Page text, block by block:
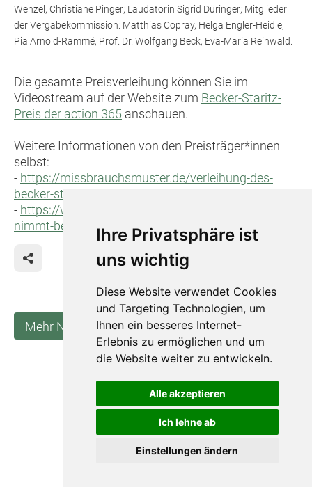
Ihre Privatsphäre ist
uns wichtig
Diese Website verwendet Cookies
und Targeting Technologien, um
Ihnen ein besseres Internet-
Erlebnis zu ermöglichen und um
die Website weiter zu entwickeln.
Alle akzeptieren
Ich lehne ab
Einstellungen ändern
Wenzel, Christiane Pinger; Laudatorin Sigrid Düringer; Mitglieder
der Vergabekommission: Matthias Copray, Helga Engler-Heidle,
Pia Arnold-Rammé, Prof. Dr. Wolfgang Beck, Eva-Maria Reinwald.
Die gesamte Preisverleihung können Sie im
Videostream auf der Website zum Becker-Staritz-
Preis der action 365 anschauen.
Weitere Informationen von den Preisträger*innen
selbst:
- https://missbrauchsmuster.de/verleihung-des-
becker-staritz-preises-an-magdalena-huerten/
- https://www.st-sixtus.de/michael-ostholthoff-
nimmt-becker-staritz-preis-entgegen/
Mehr Neuigkeiten anzeigen
Datenschutz
Barrierefreiheit
Widerruf
Sitemap